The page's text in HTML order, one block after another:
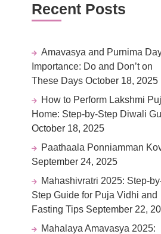
Recent Posts
Amavasya and Purnima
Importance: Do and Don’t on
These Days October 18, 2025
How to Perform Lakshmi
Home: Step-by-Step Diwali
October 18, 2025
Paathaala Ponniamman
September 24, 2025
Mahashivratri 2025: Step-
Step Guide for Puja Vidhi and
Fasting Tips September 22,
Mahalaya Amavasya 2025: